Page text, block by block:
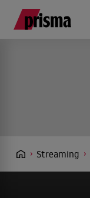
Streaming